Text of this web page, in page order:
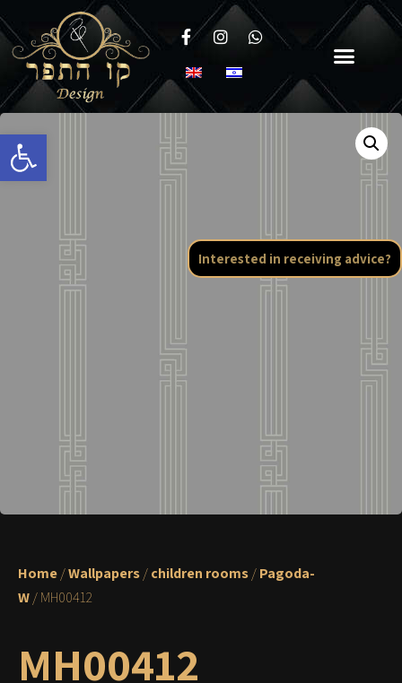
Open toolbar
Home/Wallpapers/children rooms/Pagoda-
W/ MH00412
MH00412
Interested in receiving advice?